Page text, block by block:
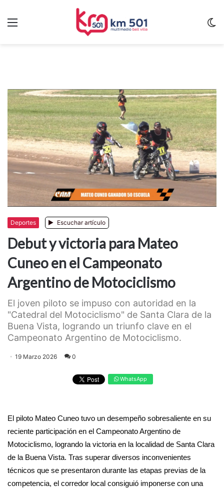
Deportes Escuchar artículo
Debut y victoria para Mateo
Cuneo en el Campeonato
Argentino de Motociclismo
​El joven piloto se impuso con autoridad en la
"Catedral del Motociclismo" de Santa Clara de la
Buena Vista, logrando un triunfo clave en el
Campeonato Argentino de Motociclismo.
19 Marzo 2026 0
WhatsApp
​El piloto Mateo Cuneo tuvo un desempeño sobresaliente en su
reciente participación en el Campeonato Argentino de
Motociclismo, logrando la victoria en la localidad de Santa Clara
de la Buena Vista. Tras superar diversos inconvenientes
técnicos que se presentaron durante las etapas previas de la
competencia, el corredor local consiguió imponerse con una